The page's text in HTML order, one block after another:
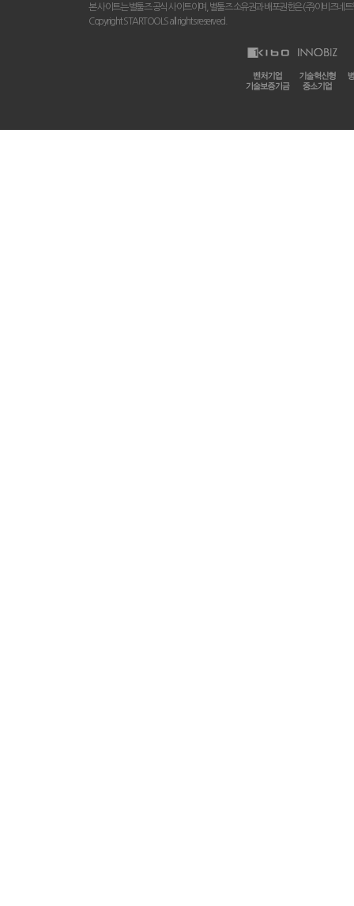
본 사이트는 별툴즈 공식 사이트이며, 별툴즈 소유권과 배포권한은 (주)이비즈네
Copyright STARTOOLS all rights reserved.